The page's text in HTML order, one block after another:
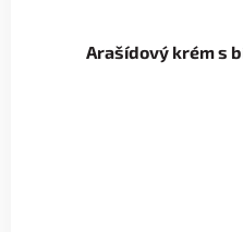
Arašídový krém s